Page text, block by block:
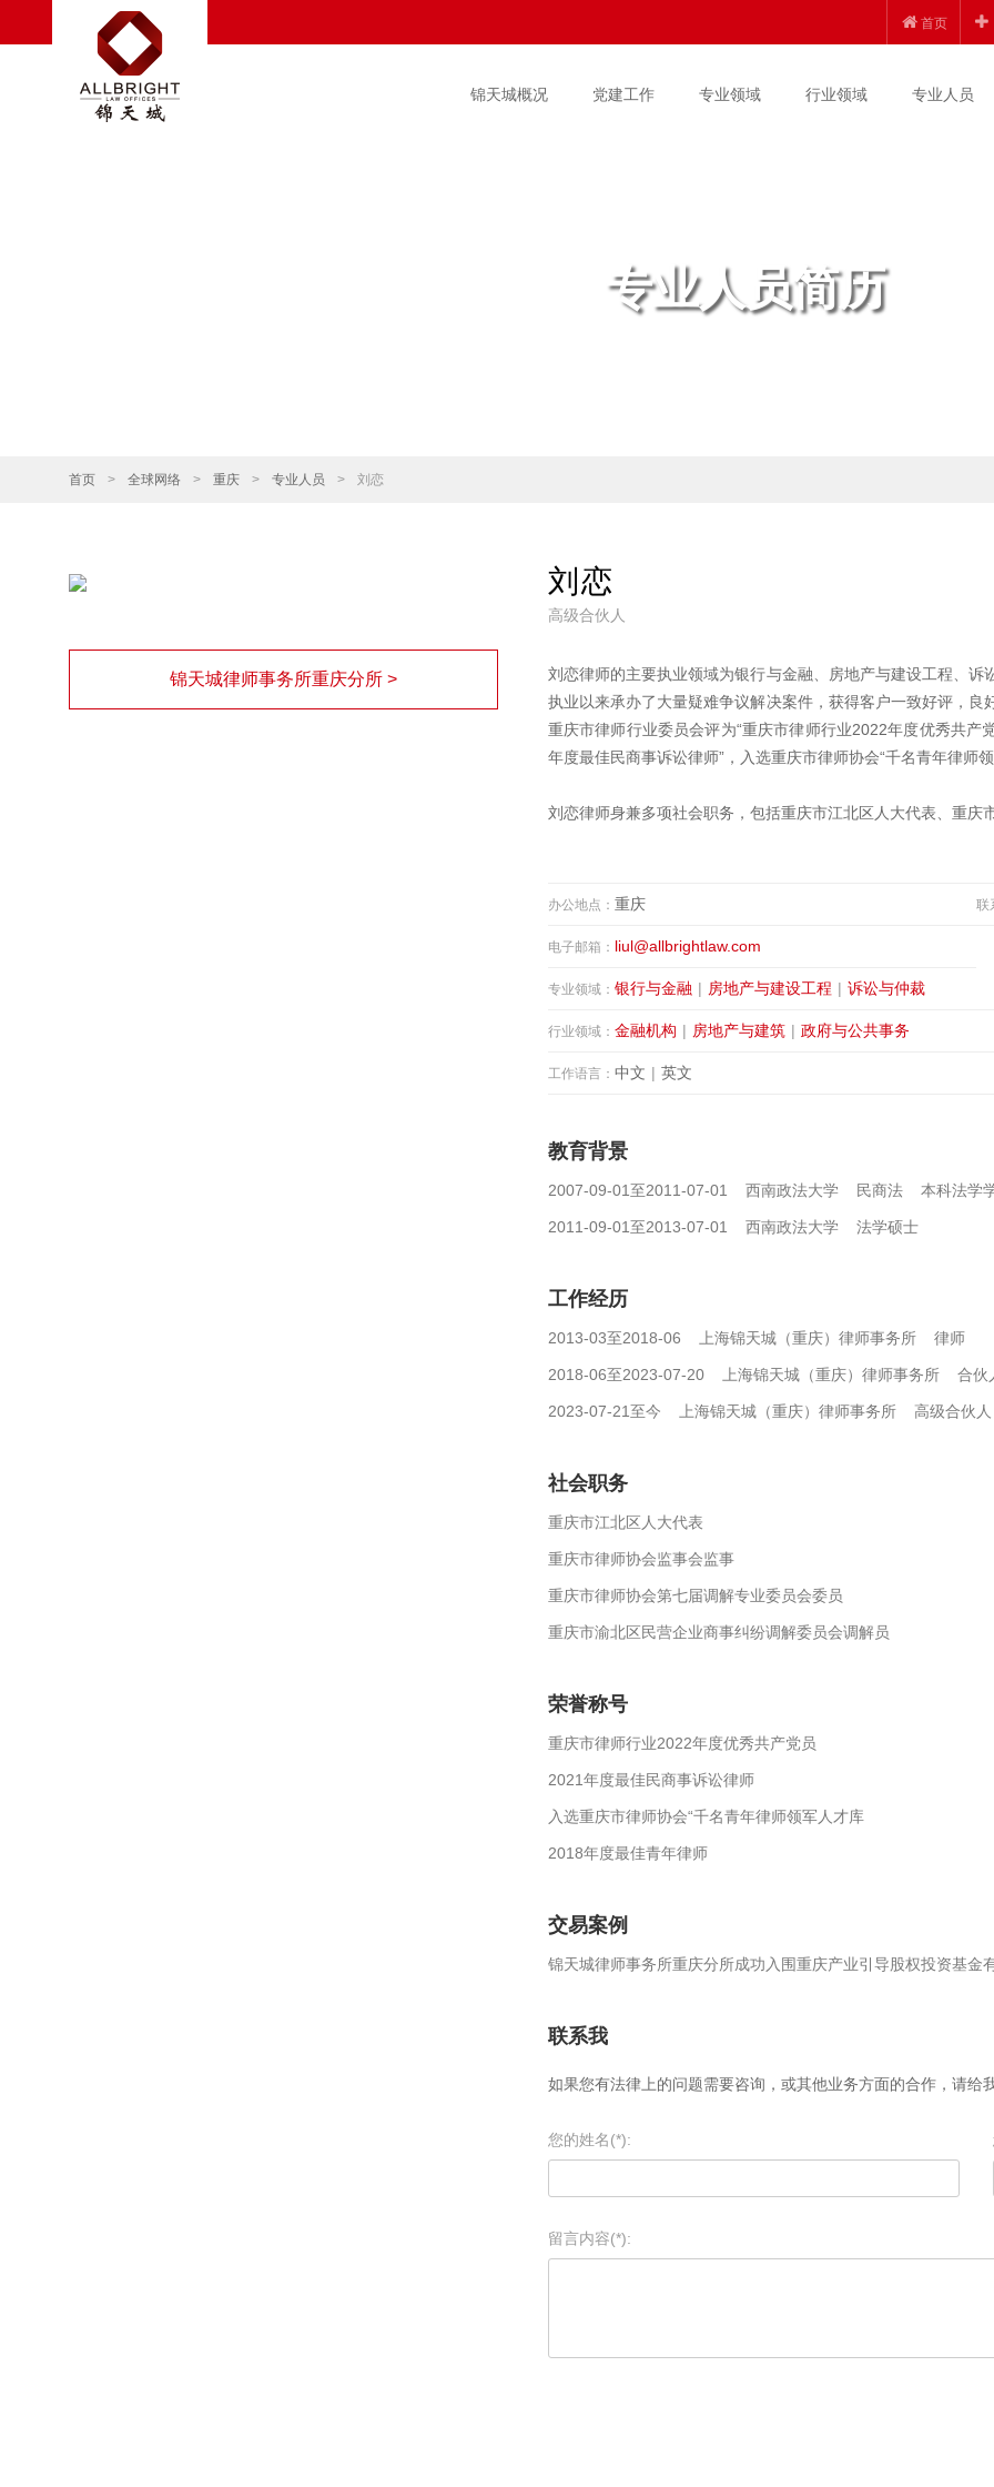
首页
锦天城概况 党建工作 专业领域 行业领域 专业人员
专业人员简历
首页 > 全球网络 > 重庆 > 专业人员 > 刘恋
刘恋
高级合伙人
刘恋律师的主要执业领域为银行与金融、房地产与建设工程、
执业以来承办了大量疑难争议解决案件，获得客户一致好评，
重庆市律师行业委员会评为“重庆市律师行业2022年度优秀共产
年度最佳民商事诉讼律师”，入选重庆市律师协会“千名青年律师
刘恋律师身兼多项社会职务，包括重庆市江北区人大代表、重庆
办公地点： 重庆 联
电子邮箱： liul@allbrightlaw.com
专业领域： 银行与金融 | 房地产与建设工程 | 诉讼与仲裁
行业领域： 金融机构 | 房地产与建筑 | 政府与公共事务
工作语言： 中文 | 英文
教育背景
2007-09-01至2011-07-01 西南政法大学 民商法 本科法学
2011-09-01至2013-07-01 西南政法大学 法学硕士
工作经历
2013-03至2018-06 上海锦天城（重庆）律师事务所 律师
2018-06至2023-07-20 上海锦天城（重庆）律师事务所 合伙
2023-07-21至今 上海锦天城（重庆）律师事务所 高级合伙人
社会职务
重庆市江北区人大代表
重庆市律师协会监事会监事
重庆市律师协会第七届调解专业委员会委员
重庆市渝北区民营企业商事纠纷调解委员会调解员
荣誉称号
重庆市律师行业2022年度优秀共产党员
2021年度最佳民商事诉讼律师
入选重庆市律师协会“千名青年律师领军人才库
2018年度最佳青年律师
交易案例
锦天城律师事务所重庆分所成功入围重庆产业引导股权投资基金
联系我
如果您有法律上的问题需要咨询，或其他业务方面的合作，请给
您的姓名(*):
留言内容(*):
锦天城律师事务所重庆分所 >